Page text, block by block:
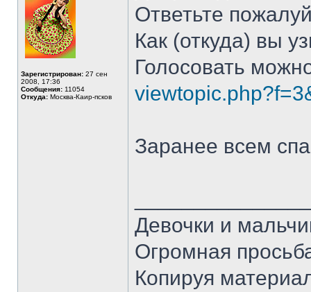
Зарегистрирован: 27 сен
2008, 17:36
Сообщения: 11054
Откуда: Москва-Каир-псков
Ответьте
Как (откуда) вы
Голосовать
Заранее всем
Девочки и
Огромная
Копируя